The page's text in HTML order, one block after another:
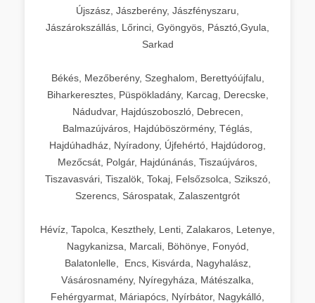
Újszász, Jászberény, Jászfényszaru,
Jászárokszállás, Lőrinci, Gyöngyös, Pásztó,Gyula,
Sarkad
Békés, Mezőberény, Szeghalom, Berettyóújfalu,
Biharkeresztes, Püspökladány, Karcag, Derecske,
Nádudvar, Hajdúszoboszló, Debrecen,
Balmazújváros, Hajdúböszörmény, Téglás,
Hajdúhadház, Nyíradony, Újfehértó, Hajdúdorog,
Mezőcsát, Polgár, Hajdúnánás, Tiszaújváros,
Tiszavasvári, Tiszalök, Tokaj, Felsőzsolca, Szikszó,
Szerencs, Sárospatak, Zalaszentgrót
Hévíz, Tapolca, Keszthely, Lenti, Zalakaros, Letenye,
Nagykanizsa, Marcali, Böhönye, Fonyód,
Balatonlelle, Encs, Kisvárda, Nagyhalász,
Vásárosnamény, Nyíregyháza, Mátészalka,
Fehérgyarmat, Máriapócs, Nyírbátor, Nagykálló,